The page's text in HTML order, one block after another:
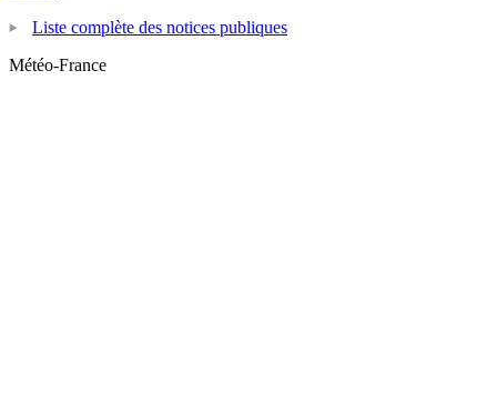
Liste complète des notices publiques
Météo-France